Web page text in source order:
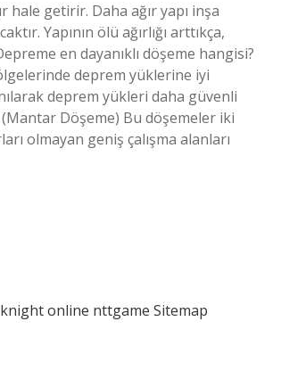
hale getirir. Daha ağır yapı inşa
Yapının ölü ağırlığı arttıkça,
en dayanıklı döşeme hangisi?
deprem yüklerine iyi
deprem yükleri daha güvenli
Döşeme) Bu döşemeler iki
olmayan geniş çalışma alanları
knight online nttgame Sitemap